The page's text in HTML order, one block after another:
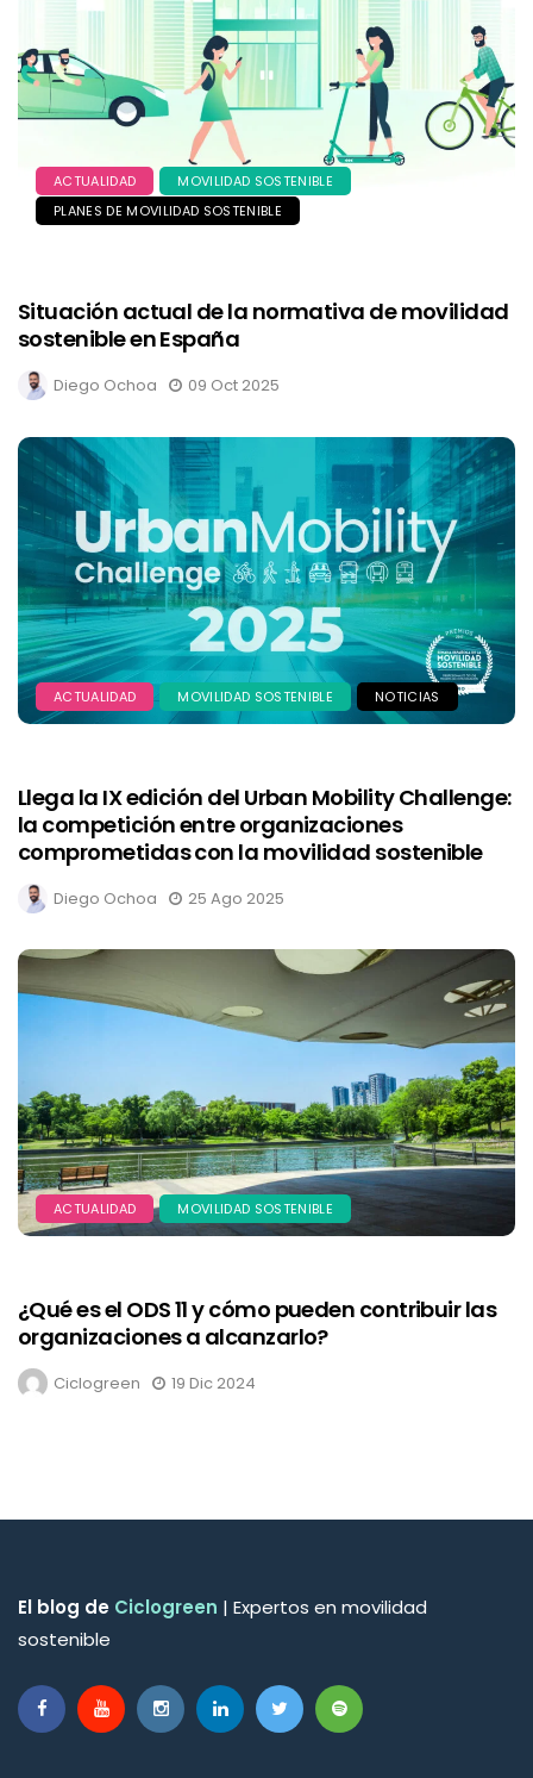
ACTUALIDAD
MOVILIDAD SOSTENIBLE
PLANES DE MOVILIDAD SOSTENIBLE
Situación actual de la normativa de movilidad
sostenible en España
Diego Ochoa 09 Oct 2025
ACTUALIDAD MOVILIDAD SOSTENIBLE NOTICIAS
Llega la IX edición del Urban Mobility Challenge:
la competición entre organizaciones
comprometidas con la movilidad sostenible
Diego Ochoa 25 Ago 2025
ACTUALIDAD MOVILIDAD SOSTENIBLE
¿Qué es el ODS 11 y cómo pueden contribuir las
organizaciones a alcanzarlo?
Ciclogreen 19 Dic 2024
El blog de Ciclogreen | Expertos en movilidad
sostenible